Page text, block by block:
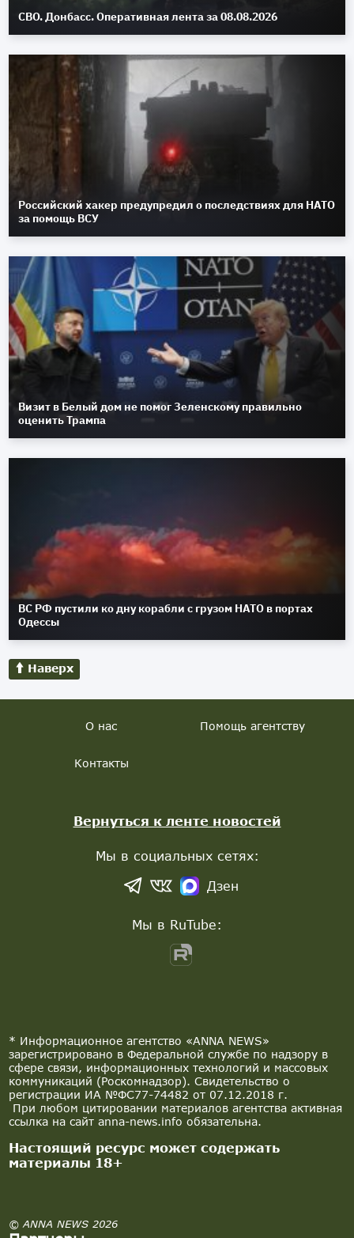
СВО. Донбасс. Оперативная лента за 08.08.2026
Российский хакер предупредил о последствиях для НАТО
за помощь ВСУ
Визит в Белый дом не помог Зеленскому правильно
оценить Трампа
ВС РФ пустили ко дну корабли с грузом НАТО в портах
Одессы
Наверх
* Информационное агентство «ANNA NEWS»
зарегистрировано в Федеральной службе по надзору в
сфере связи, информационных технологий и массовых
коммуникаций (Роскомнадзор). Свидетельство о
регистрации ИА №ФС77-74482 от 07.12.2018 г.
При любом цитировании материалов агентства активная
ссылка на сайт anna-news.info обязательна.
Настоящий ресурс может содержать
материалы 18+
© ANNA NEWS 2026
О нас Помощь агентству
Контакты
Вернуться к ленте новостей
Мы в социальных сетях:
Дзен
Мы в RuTube: